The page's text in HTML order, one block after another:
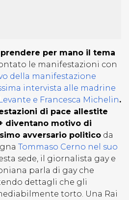
prendere per mano il tema
le manifestazioni con
della manifestazione
intervista alle madrine
e Francesca Michelin.
di pace allestite
diventano motivo di
avversario politico da
Tommaso Cerno nel suo
sede, il giornalista gay e
parla di gay che
dettagli che gli
torto. Una Rai